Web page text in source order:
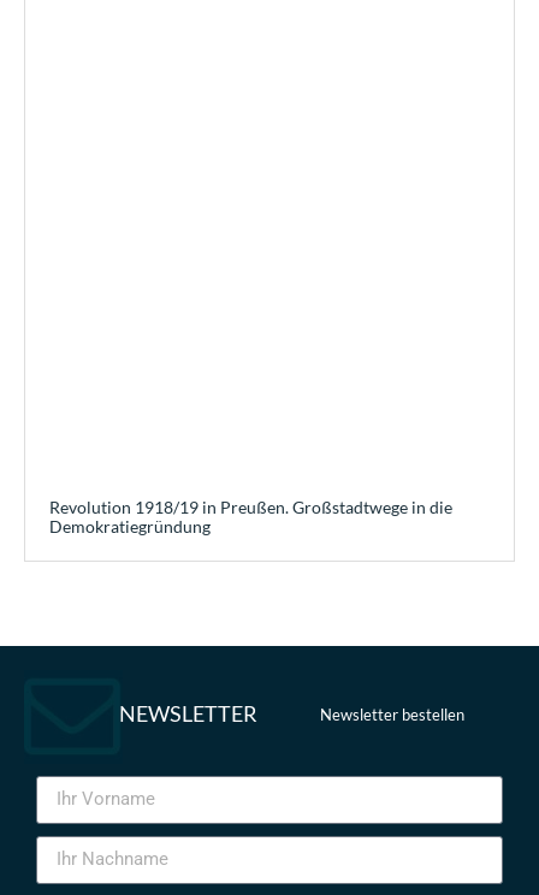
Revolution 1918/19 in Preußen. Großstadtwege in die
Demokratiegründung
NEWSLETTER Newsletter bestellen